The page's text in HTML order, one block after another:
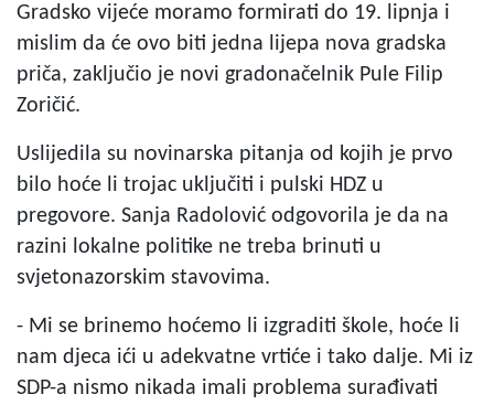
Gradsko vijeće moramo formirati do 19. lipnja i
mislim da će ovo biti jedna lijepa nova gradska
priča, zaključio je novi gradonačelnik Pule Filip
Zoričić.
Uslijedila su novinarska pitanja od kojih je prvo
bilo hoće li trojac uključiti i pulski HDZ u
pregovore. Sanja Radolović odgovorila je da na
razini lokalne politike ne treba brinuti u
svjetonazorskim stavovima.
- Mi se brinemo hoćemo li izgraditi škole, hoće li
nam djeca ići u adekvatne vrtiće i tako dalje. Mi iz
SDP-a nismo nikada imali problema surađivati